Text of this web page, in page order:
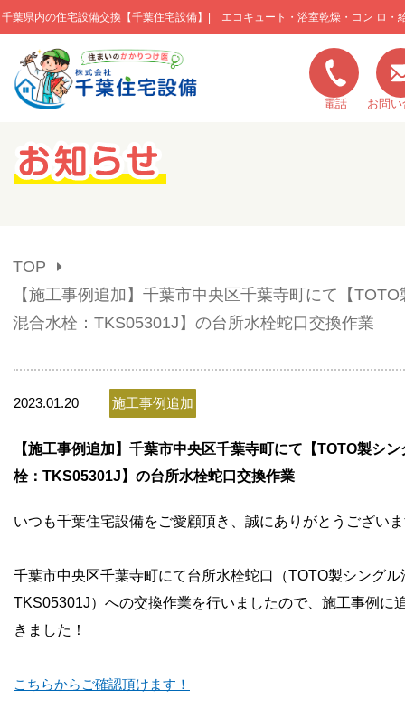
千葉県内の住宅設備交換【千葉住宅設備】| エコキュート・浴室乾燥・コン ロ・
このページの本文へ移動
電話 お問
キャンペーン一覧
お問い合わせ
会社概要
TOP
【施工事例追加】千葉市中央区千葉寺町にて【
混合水栓：TKS05301J】の台所水栓蛇口交換作業
2023.01.20 施工事例追加
【施工事例追加】千葉市中央区千葉寺町にて【TOTO製シ
栓：TKS05301J】の台所水栓蛇口交換作業
いつも千葉住宅設備をご愛顧頂き、誠にありがとうござい
千葉市中央区千葉寺町にて台所水栓蛇口（TOTO製シングル
TKS05301J）への交換作業を行いましたので、施工事例に
きました！
こちらからご確認頂けます！